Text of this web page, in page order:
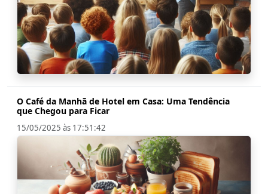
O Café da Manhã de Hotel em Casa: Uma Tendência
que Chegou para Ficar
15/05/2025 às 17:51:42